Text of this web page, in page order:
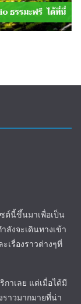
ต์นี้ขึ้นมาเพื่อเป็น
ลังจะเดินทางเข้า
เรื่องราวต่างๆที่
กาเลย แต่เมื่อได้มี
าวมากมายที่น่า